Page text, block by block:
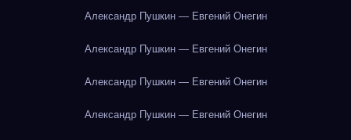
Александр Пушкин — Евгений Онегин
Александр Пушкин — Евгений Онегин
Александр Пушкин — Евгений Онегин
Александр Пушкин — Евгений Онегин